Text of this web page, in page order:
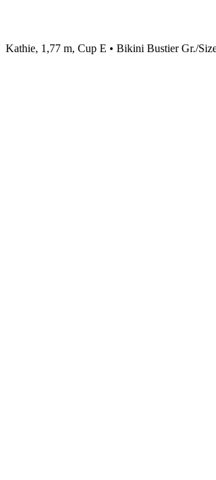
Kathie, 1,77 m, Cup E • Bikini Bustier Gr./